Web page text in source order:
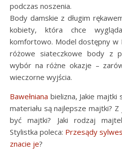
podczas noszenia.
Body damskie z długim
kobiety, która chce
komfortowo. Model dostępny w
różowe siateczkowe body z
wybór na różne okazje –
wieczorne wyjścia.
Bawełniana bielizna, Jakie
materiału są najlepsze majtki?
być majtki? Jaki rodzaj
Stylistka poleca: Przesądy
znacie je?